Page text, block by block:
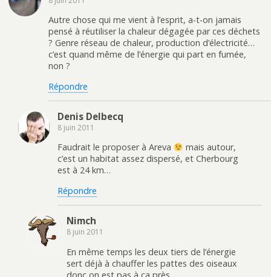
Autre chose qui me vient à l’esprit, a-t-on jamais
pensé à réutiliser la chaleur dégagée par ces déchets
? Genre réseau de chaleur, production d’électricité…
c’est quand même de l’énergie qui part en fumée,
non ?
Répondre
Denis Delbecq
8 juin 2011
Faudrait le proposer à Areva
mais autour,
c’est un habitat assez dispersé, et Cherbourg
est à 24 km…
Répondre
Nimch
8 juin 2011
En même temps les deux tiers de l’énergie
sert déjà à chauffer les pattes des oiseaux
donc on est pas à ça près.